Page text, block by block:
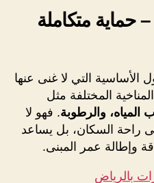
حماية متكاملة
الأساسية التي لا غنى عنها
المختلفة مثل
المياه، والرطوبة. فهو لا
راحة السكان، بل يساعد
وإطالة عمر المبنى.
بالرياض